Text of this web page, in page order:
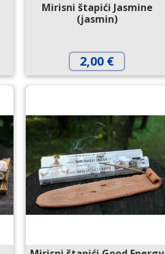
Mirisni štapići Jasmine
(jasmin)
2,00 €